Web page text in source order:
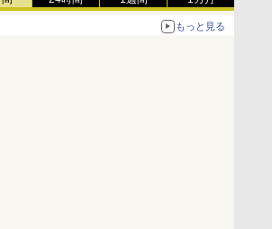
もっと見る